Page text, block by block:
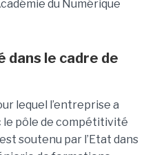
du Numérique
dans le cadre de
lequel l’entreprise a
le pôle de compétitivité
soutenu par l’Etat dans